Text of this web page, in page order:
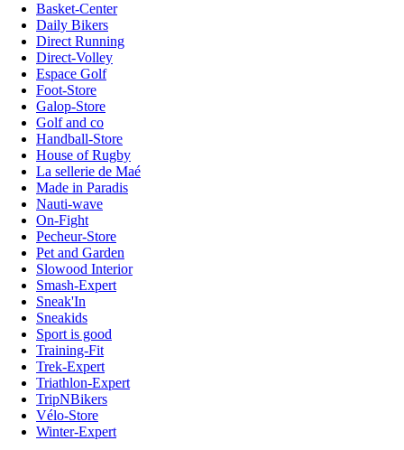
Basket-Center
Daily Bikers
Direct Running
Direct-Volley
Espace Golf
Foot-Store
Galop-Store
Golf and co
Handball-Store
House of Rugby
La sellerie de Maé
Made in Paradis
Nauti-wave
On-Fight
Pecheur-Store
Pet and Garden
Slowood Interior
Smash-Expert
Sneak'In
Sneakids
Sport is good
Training-Fit
Trek-Expert
Triathlon-Expert
TripNBikers
Vélo-Store
Winter-Expert